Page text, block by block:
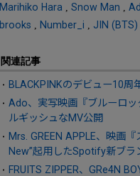
Marihiko Hara
Snow Man
brooks
Number_i JIN (BTS)
関連記事
BLACKPINKのデビュー10周
Ado、実写映画『ブルーロッ
ルギッシュなMV公開
Mrs. GREEN APPLE、映画
New”起用したSpotify新ブラ
FRUITS ZIPPER、GRe4N